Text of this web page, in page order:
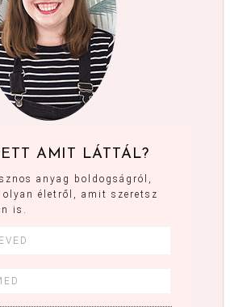
AMIT LÁTTÁL?
anyag boldogságról,
olyan életről, amit szeretsz
is.